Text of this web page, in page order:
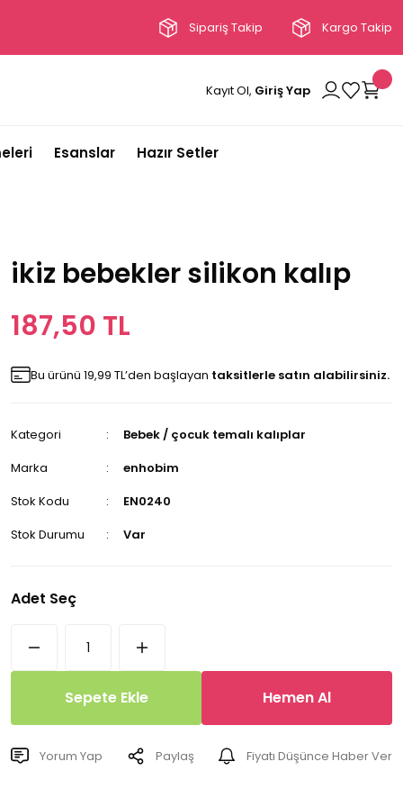
Sipariş Takip Kargo Takip
Kayıt Ol, Giriş Yap
Esanslar Hazır Setler
ikiz bebekler silikon kalıp
187,50 TL
Bu ürünü 19,99 TL’den başlayan taksitlerle satın alabilirsiniz.
Kategori
Bebek / çocuk temalı kalıplar
Marka
enhobim
Stok Kodu
EN0240
Stok Durumu
Var
Adet Seç
Sepete Ekle Hemen Al
Yorum Yap Paylaş Fiyatı Düşünce Haber Ver